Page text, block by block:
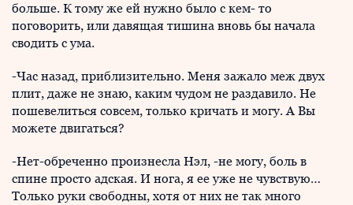
больше. К тому же ей нужно было с кем- то
поговорить, или давящая тишина вновь бы начала
сводить с ума.
-Час назад, приблизительно. Меня зажало меж двух
плит, даже не знаю, каким чудом не раздавило. Не
пошевелиться совсем, только кричать и могу. А Вы
можете двигаться?
-Нет-обреченно произнесла Нэл, -не могу, боль в
спине просто адская. И нога, я ее уже не чувствую…
Только руки свободны, хотя от них не так много